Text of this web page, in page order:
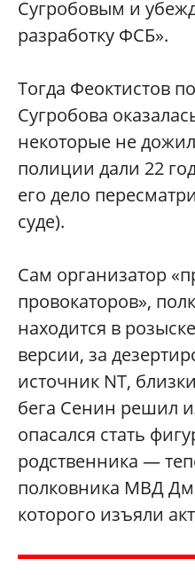
Сугробовым и
разработку ФСБ».
Тогда Феоктистов
Сугробова
некоторые не
полиции дали 22
его дело
суде).
Сам организатор
провокаторов»,
находится в
версии, за
источник NT,
бега Сенин решил
опасался стать
родственника —
полковника МВД
которого изъяли